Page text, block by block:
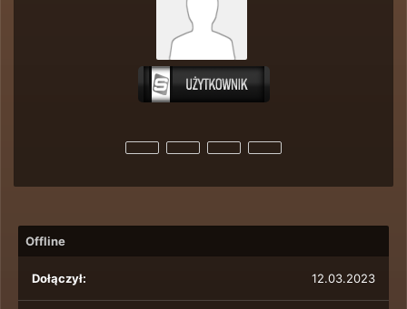
Offline
Dołączył: 12.03.2023